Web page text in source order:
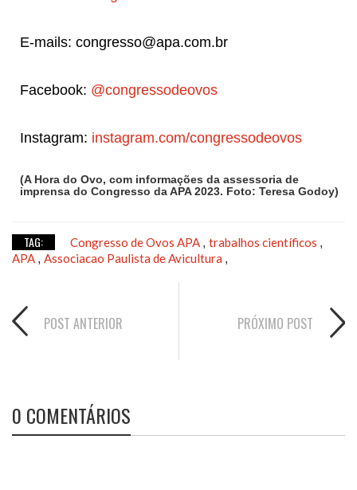
E-mails: congresso@apa.com.br
Facebook: @congressodeovos
Instagram: instagram.com/congressodeovos
(A Hora do Ovo, com informações da assessoria de
imprensa do Congresso da APA 2023. Foto: Teresa Godoy)
TAG: Congresso de Ovos APA , trabalhos científicos ,
APA , Associacao Paulista de Avicultura ,
POST ANTERIOR PRÓXIMO POST
0 COMENTÁRIOS